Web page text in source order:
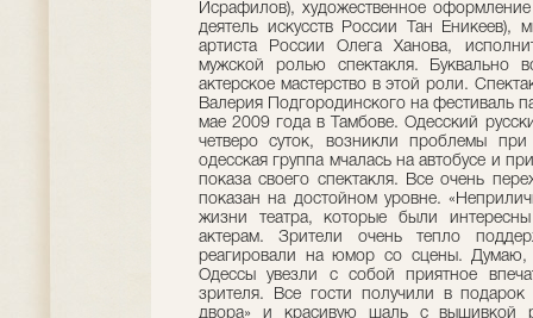
Исрафилов), художественное
деятель искусств России Тан Еникеев),
артиста России Олега Ханова,
мужской ролью спектакля. Буквально
актерское мастерство в этой роли.
Валерия Подгородинского на фестиваль
мае 2009 года в Тамбове. Одесский
четверо суток, возникли проблемы при
одесская группа мчалась на автобусе и
показа своего спектакля. Все очень
показан на достойном уровне.
жизни театра, которые были
актерам. Зрители очень тепло
реагировали на юмор со сцены. Думаю,
Одессы увезли с собой приятное
зрителя. Все гости получили в подарок
двора» и красивую шаль с вышивкой